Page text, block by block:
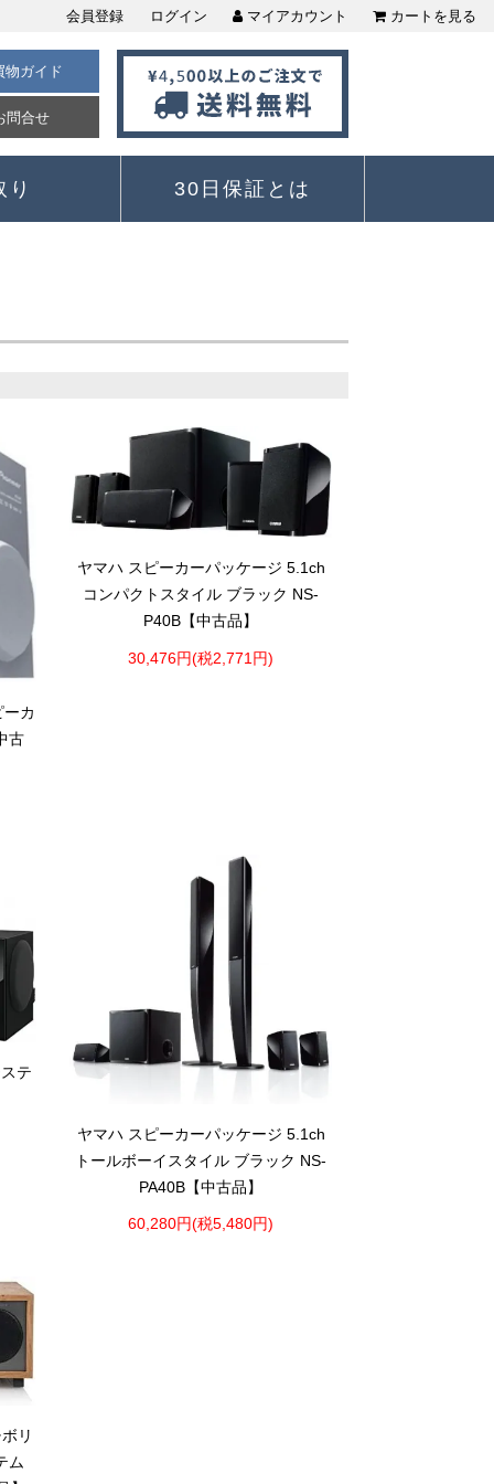
会員登録 ログイン マイアカウント カートを見る
ガイド
問合せ
り 30日保証とは
カ
古
ヤマハ スピーカーパッケージ 5.1ch
コンパクトスタイル ブラック NS-
P40B【中古品】
30,476円(税2,771円)
テ
ヤマハ スピーカーパッケージ 5.1ch
トールボーイスタイル ブラック NS-
PA40B【中古品】
60,280円(税5,480円)
リ
ム